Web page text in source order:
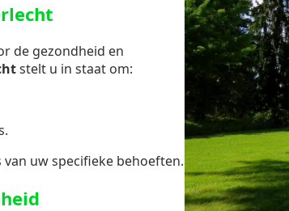
de gezondheid en
stelt u in staat om:
uw specifieke behoeften.